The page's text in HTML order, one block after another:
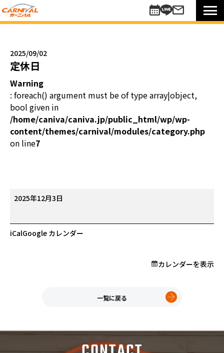
未使用車
中古車
買い方のご提案
コミットワンシステム
アレンジ7
未使用車
リターンカー
自動車保険
プロが教える「お役立ち情報」
RV岩槻店
上尾店
2025/09/02
定休日
Warning
: foreach() argument must be of type array|object,
bool given in
/home/caniva/caniva.jp/public_html/wp/wp-
content/themes/carnival/modules/category.php
on line7
定
2025年12月3日
iCalGoogle カレンダー
カレンダーを表示
一覧に戻る